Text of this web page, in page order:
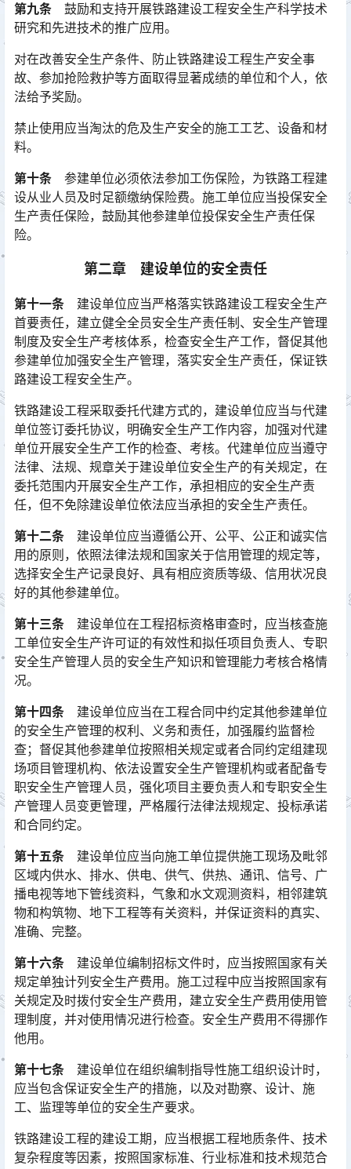
第九条 鼓励和支持开展铁路建设工程安全生产科学技术
研究和先进技术的推广应用。
对在改善安全生产条件、防止铁路建设工程生产安全事
故、参加抢险救护等方面取得显著成绩的单位和个人，依
法给予奖励。
禁止使用应当淘汰的危及生产安全的施工工艺、设备和材
料。
第十条 参建单位必须依法参加工伤保险，为铁路工程建
设从业人员及时足额缴纳保险费。施工单位应当投保安全
生产责任保险，鼓励其他参建单位投保安全生产责任保
险。
第二章 建设单位的安全责任
第十一条 建设单位应当严格落实铁路建设工程安全生产
首要责任，建立健全全员安全生产责任制、安全生产管理
制度及安全生产考核体系，检查安全生产工作，督促其他
参建单位加强安全生产管理，落实安全生产责任，保证铁
路建设工程安全生产。󠅅󠅃󠄵󠅂󠄪󠇖󠆨󠆨󠇕󠆞󠆒󠅬󠇘󠆭󠆘󠇙󠆝󠅵󠇗󠆭󠆁󠄐󠇗󠅹󠅸󠇖󠆍󠅳󠇖󠅹󠅰󠇖󠆌󠅹
铁路建设工程采取委托代建方式的，建设单位应当与代建
单位签订委托协议，明确安全生产工作内容，加强对代建
单位开展安全生产工作的检查、考核。代建单位应当遵守
法律、法规、规章关于建设单位安全生产的有关规定，在
委托范围内开展安全生产工作，承担相应的安全生产责
任，但不免除建设单位依法应当承担的安全生产责任。󠅅󠅃󠄵󠅂󠄪󠇖󠆨󠆨󠇕󠆞󠆒󠅬󠇘󠆭󠆘󠇙󠆝󠅵󠇗󠆭󠆁󠄐󠇗󠅹󠅸󠇖󠆍󠅳󠇖󠅹󠅰󠇖󠆌󠅹
第十二条 建设单位应当遵循公开、公平、公正和诚实信
用的原则，依照法律法规和国家关于信用管理的规定等，
选择安全生产记录良好、具有相应资质等级、信用状况良
好的其他参建单位。󠅅󠅃󠄵󠅂󠄪󠇖󠆨󠆨󠇕󠆞󠆒󠅬󠇘󠆭󠆘󠇙󠆝󠅵󠇗󠆭󠆁󠄐󠇗󠅹󠅸󠇖󠆍󠅳󠇖󠅹󠅰󠇖󠆌󠅹
第十三条 建设单位在工程招标资格审查时，应当核查施
工单位安全生产许可证的有效性和拟任项目负责人、专职
安全生产管理人员的安全生产知识和管理能力考核合格情
况。
第十四条 建设单位应当在工程合同中约定其他参建单位
的安全生产管理的权利、义务和责任，加强履约监督检
查；督促其他参建单位按照相关规定或者合同约定组建现
场项目管理机构、依法设置安全生产管理机构或者配备专
职安全生产管理人员，强化项目主要负责人和专职安全生
产管理人员变更管理，严格履行法律法规规定、投标承诺
和合同约定。󠅅󠅃󠄵󠅂󠄪󠇖󠆨󠆨󠇕󠆞󠆒󠅬󠇘󠆭󠆘󠇙󠆝󠅵󠇗󠆭󠆁󠄐󠇗󠅹󠅸󠇖󠆍󠅳󠇖󠅹󠅰󠇖󠆌󠅹
第十五条 建设单位应当向施工单位提供施工现场及毗邻
区域内供水、排水、供电、供气、供热、通讯、信号、广
播电视等地下管线资料，气象和水文观测资料，相邻建筑
物和构筑物、地下工程等有关资料，并保证资料的真实、
准确、完整。󠅅󠅃󠄵󠅂󠄪󠇖󠆨󠆨󠇕󠆞󠆒󠅬󠇘󠆭󠆘󠇙󠆝󠅵󠇗󠆭󠆁󠄐󠇗󠅹󠅸󠇖󠆍󠅳󠇖󠅹󠅰󠇖󠆌󠅹
第十六条 建设单位编制招标文件时，应当按照国家有关
规定单独计列安全生产费用。施工过程中应当按照国家有
关规定及时拨付安全生产费用，建立安全生产费用使用管
理制度，并对使用情况进行检查。安全生产费用不得挪作
他用。󠅅󠅃󠄵󠅂󠄪󠇖󠆨󠆨󠇕󠆞󠆒󠅬󠇘󠆭󠆘󠇙󠆝󠅵󠇗󠆭󠆁󠄐󠇗󠅹󠅸󠇖󠆍󠅳󠇖󠅹󠅰󠇖󠆌󠅹
第十七条 建设单位在组织编制指导性施工组织设计时，
应当包含保证安全生产的措施，以及对勘察、设计、施
工、监理等单位的安全生产要求。
铁路建设工程的建设工期，应当根据工程地质条件、技术
复杂程度等因素，按照国家标准、行业标准和技术规范合